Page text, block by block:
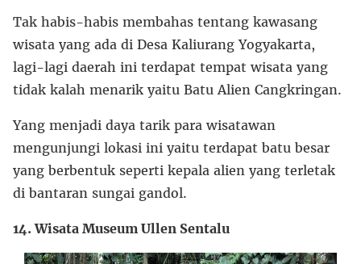
Tak habis-habis membahas tentang kawasang
wisata yang ada di Desa Kaliurang Yogyakarta,
lagi-lagi daerah ini terdapat tempat wisata yang
tidak kalah menarik yaitu Batu Alien Cangkringan.
Yang menjadi daya tarik para wisatawan
mengunjungi lokasi ini yaitu terdapat batu besar
yang berbentuk seperti kepala alien yang terletak
di bantaran sungai gandol.
14. Wisata Museum Ullen Sentalu